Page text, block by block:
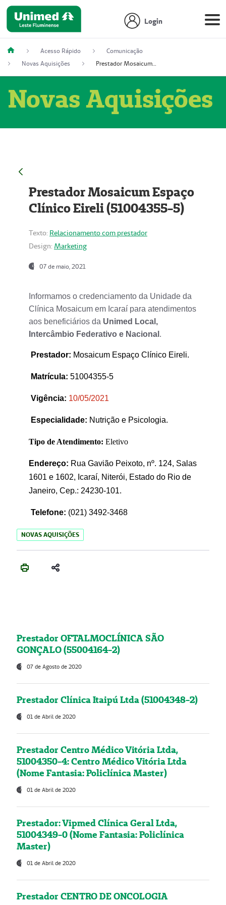
Login
Acesso Rápido
Comunicação
Novas Aquisições
Prestador Mosaicum Espaço Clínico Eireli (51004355-5)
Novas Aquisições
Prestador Mosaicum Espaço
Clínico Eireli (51004355-5)
Texto: Relacionamento com prestador
Design: Marketing
07 de maio, 2021
Informamos o credenciamento da Unidade da
Clínica Mosaicum em Icaraí para atendimentos
aos beneficiários da Unimed Local,
Intercâmbio Federativo e Nacional .
Prestador: Mosaicum Espaço Clínico Eireli.
Matrícula: 51004355-5
Vigência: 10/05/2021
Especialidade: Nutrição e Psicologia.
Tipo de Atendimento: Eletivo
Endereço: Rua Gavião Peixoto, nº. 124, Salas
1601 e 1602, Icaraí, Niterói, Estado do Rio de
Janeiro, Cep.: 24230-101.
Telefone: (021) 3492-3468
NOVAS AQUISIÇÕES
Prestador OFTALMOCLÍNICA SÃO
GONÇALO (55004164-2)
07 de Agosto de 2020
Prestador Clínica Itaipú Ltda (51004348-2)
01 de Abril de 2020
Prestador Centro Médico Vitória Ltda,
51004350-4: Centro Médico Vitória Ltda
(Nome Fantasia: Policlínica Master)
01 de Abril de 2020
Prestador: Vipmed Clínica Geral Ltda,
51004349-0 (Nome Fantasia: Policlínica
Master)
01 de Abril de 2020
Prestador CENTRO DE ONCOLOGIA